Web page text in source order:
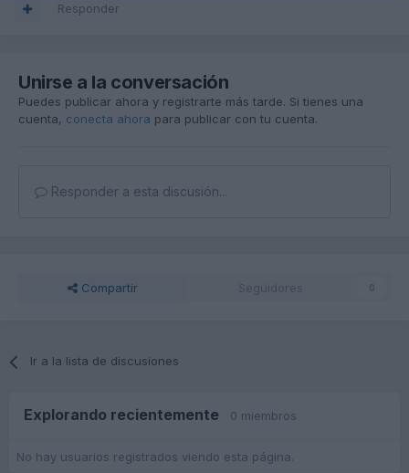
Responder
Unirse a la conversación
Puedes publicar ahora y registrarte más tarde. Si tienes una
cuenta, conecta ahora para publicar con tu cuenta.
Responder a esta discusión...
Compartir Seguidores 0
Ir a la lista de discusiones
Explorando recientemente 0 miembros
No hay usuarios registrados viendo esta página.